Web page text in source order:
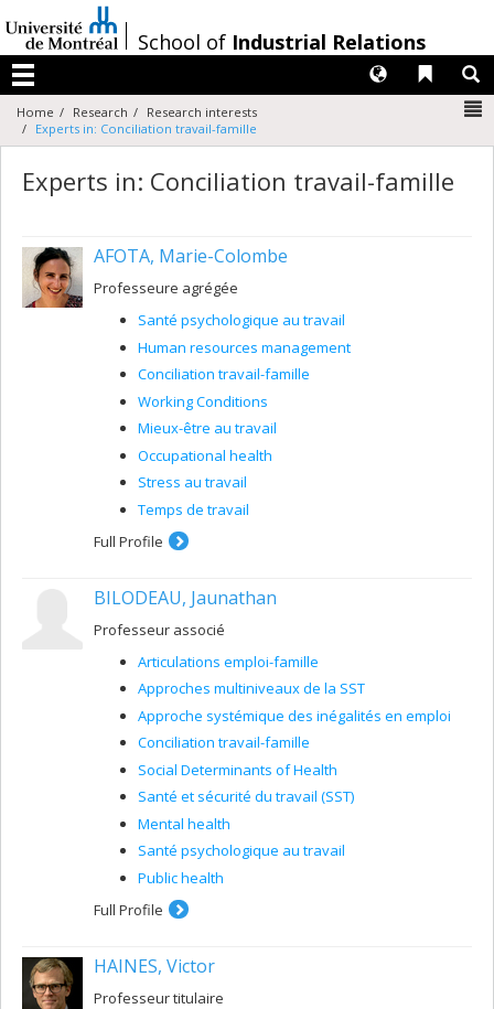
au
contenu
/
School of Industrial Relations
Menu
Liens
Langues
Home Research
Research interests
Experts in: Conciliation travail-famille
Experts in: Conciliation travail-famille
AFOTA, Marie-Colombe
Professeure agrégée
Santé psychologique au travail
Human resources management
Conciliation travail-famille
Working Conditions
Mieux-être au travail
Occupational health
Stress au travail
Temps de travail
Full Profile
BILODEAU, Jaunathan
Professeur associé
Articulations emploi-famille
Approches multiniveaux de la SST
Approche systémique des inégalités en emploi
Conciliation travail-famille
Social Determinants of Health
Santé et sécurité du travail (SST)
Mental health
Santé psychologique au travail
Public health
Full Profile
HAINES, Victor
Professeur titulaire